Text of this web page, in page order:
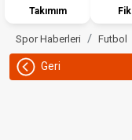
Takımım
Spor Haberleri Futbol
Geri